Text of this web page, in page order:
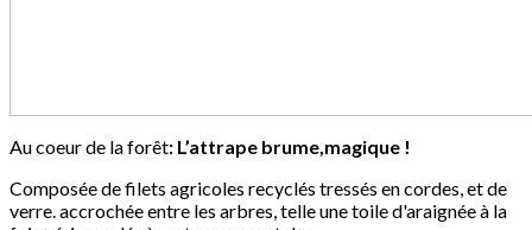
Au coeur de la forêt: L’attrape brume,magique !
Composée de filets agricoles recyclés tressés en cordes, et de
verre. accrochée entre les arbres, telle une toile d'araignée à la